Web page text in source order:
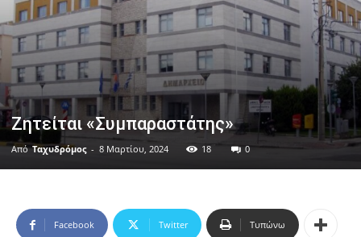
Ζητείται «Συμπαραστάτης»
Από Ταχυδρόμος - 8 Μαρτίου, 2024 18 0
Facebook Twitter Τυπώνω